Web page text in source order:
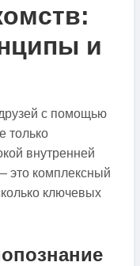
и
с помощью
только
внутренней
это комплексный
ключевых